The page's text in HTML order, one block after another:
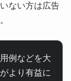
ない方は広告
例などを大
より有益に